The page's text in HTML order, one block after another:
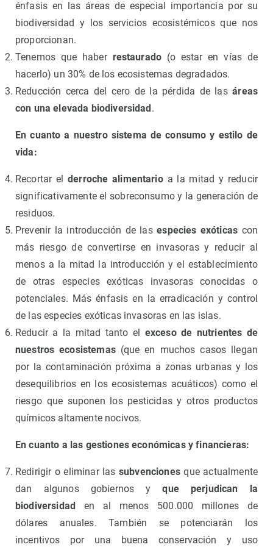
énfasis en las áreas de especial importancia por su
biodiversidad y los servicios ecosistémicos que nos
proporcionan.
Tenemos que haber restaurado (o estar en vías de
hacerlo) un 30% de los ecosistemas degradados.
Reducción cerca del cero de la pérdida de lasáreas
con una elevada biodiversidad.
En cuanto a nuestro sistema de consumo y estilo de
vida:
Recortar elderroche alimentarioa la mitad y reducir
significativamente el sobreconsumo y la generación de
residuos.
Prevenir la introducción de lasespecies exóticas con
más riesgo de convertirse en invasoras y reducir al
menos a la mitad la introducción y el establecimiento
de otras especies exóticas invasoras conocidas o
potenciales. Más énfasis en la erradicación y control
de las especies exóticas invasoras en las islas.
Reducir a la mitad tanto el exceso de nutrientes de
nuestros ecosistemas(que en muchos casos llegan
por la contaminación próxima a zonas urbanas y los
desequilibrios en los ecosistemas acuáticos) como el
riesgo que suponen los pesticidas y otros productos
químicos altamente nocivos.
En cuanto a las gestiones económicas y financieras:
Redirigir o eliminar las subvencionesque actualmente
dan algunos gobiernos yque perjudican la
biodiversidad en al menos 500.000 millones de
dólares anuales. También se potenciarán los
incentivos por una buena conservación y uso